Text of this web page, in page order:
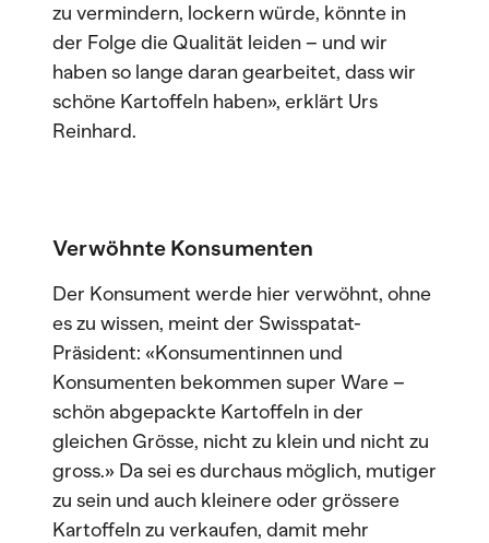
zu vermindern, lockern würde, könnte in
der Folge die Qualität leiden – und wir
haben so lange daran gearbeitet, dass wir
schöne Kartoffeln haben», erklärt Urs
Reinhard.
Verwöhnte Konsumenten
Der Konsument werde hier verwöhnt, ohne
es zu wissen, meint der Swisspatat-
Präsident: «Konsumentinnen und
Konsumenten bekommen super Ware –
schön abgepackte Kartoffeln in der
gleichen Grösse, nicht zu klein und nicht zu
gross.» Da sei es durchaus möglich, mutiger
zu sein und auch kleinere oder grössere
Kartoffeln zu verkaufen, damit mehr